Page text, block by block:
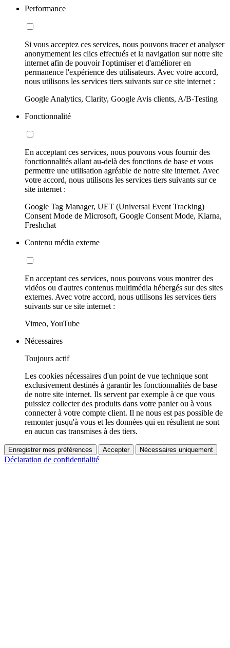
Performance
Si vous acceptez ces services, nous pouvons tracer et analyser
anonymement les clics effectués et la navigation sur notre site
internet afin de pouvoir l'optimiser et d'améliorer en
permanence l'expérience des utilisateurs. Avec votre accord,
nous utilisons les services tiers suivants sur ce site internet :
Google Analytics, Clarity, Google Avis clients, A/B-Testing
Fonctionnalité
En acceptant ces services, nous pouvons vous fournir des
fonctionnalités allant au-delà des fonctions de base et vous
permettre une utilisation agréable de notre site internet. Avec
votre accord, nous utilisons les services tiers suivants sur ce
site internet :
Google Tag Manager, UET (Universal Event Tracking)
Consent Mode de Microsoft, Google Consent Mode, Klarna,
Freshchat
Contenu média externe
En acceptant ces services, nous pouvons vous montrer des
vidéos ou d'autres contenus multimédia hébergés sur des sites
externes. Avec votre accord, nous utilisons les services tiers
suivants sur ce site internet :
Vimeo, YouTube
Nécessaires
Toujours actif
Les cookies nécessaires d'un point de vue technique sont
exclusivement destinés à garantir les fonctionnalités de base
de notre site internet. Ils servent par exemple à ce que vous
puissiez collecter des produits dans votre panier ou à vous
connecter à votre compte client. Il ne nous est pas possible de
remonter jusqu'à vous et les données qui en résultent ne sont
en aucun cas transmises à des tiers.
Enregistrer mes préférences Accepter Nécessaires uniquement
Déclaration de confidentialité